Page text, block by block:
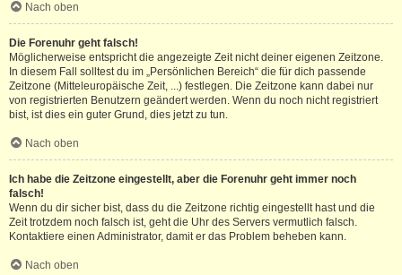
Nach oben
Die Forenuhr geht falsch!
Möglicherweise entspricht die angezeigte Zeit nicht deiner eigenen Zeitzone.
In diesem Fall solltest du im „Persönlichen Bereich“ die für dich passende
Zeitzone (Mitteleuropäische Zeit, ...) festlegen. Die Zeitzone kann dabei nur
von registrierten Benutzern geändert werden. Wenn du noch nicht registriert
bist, ist dies ein guter Grund, dies jetzt zu tun.
Nach oben
Ich habe die Zeitzone eingestellt, aber die Forenuhr geht immer noch
falsch!
Wenn du dir sicher bist, dass du die Zeitzone richtig eingestellt hast und die
Zeit trotzdem noch falsch ist, geht die Uhr des Servers vermutlich falsch.
Kontaktiere einen Administrator, damit er das Problem beheben kann.
Nach oben